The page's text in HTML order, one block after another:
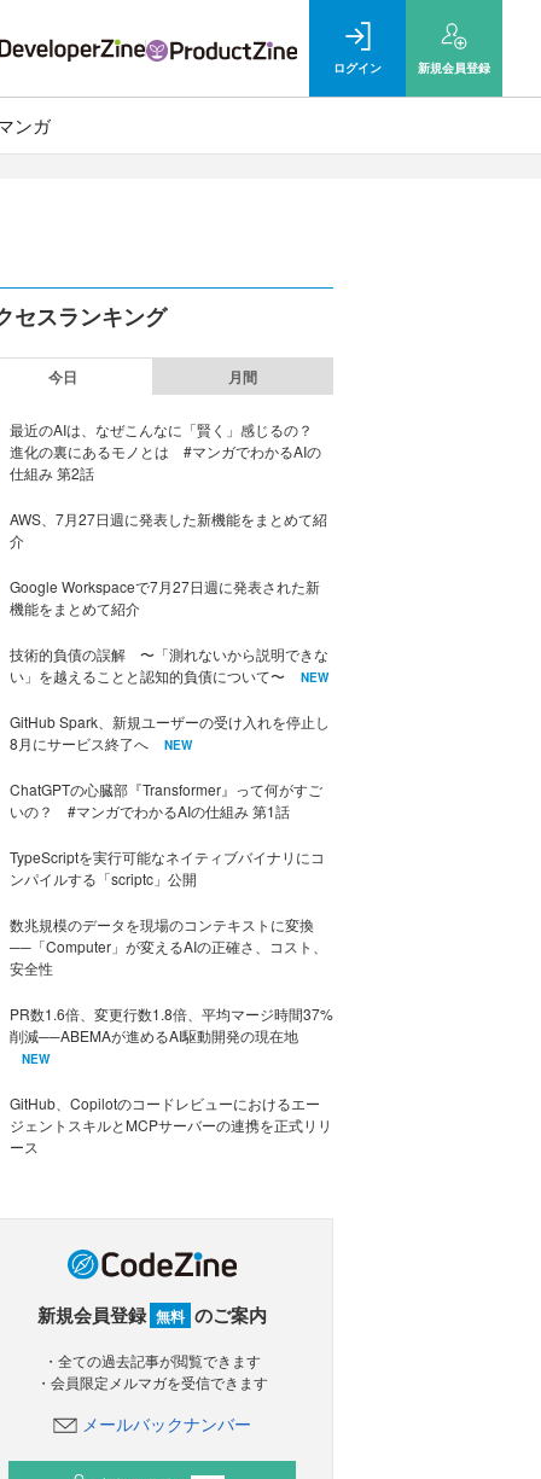
ログイン 新規会員登録
ンガ
セスランキング
今日 月間
最近のAIは、なぜこんなに「賢く」感じるの？
進化の裏にあるモノとは #マンガでわかるAIの
仕組み 第2話
AWS、7月27日週に発表した新機能をまとめて紹
介
Google Workspaceで7月27日週に発表された新
機能をまとめて紹介
技術的負債の誤解 〜「測れないから説明できな
い」を越えることと認知的負債について〜
NEW
GitHub Spark、新規ユーザーの受け入れを停止し
8月にサービス終了へ
NEW
ChatGPTの心臓部『Transformer』って何がすご
いの？ #マンガでわかるAIの仕組み 第1話
TypeScriptを実行可能なネイティブバイナリにコ
ンパイルする「scriptc」公開
数兆規模のデータを現場のコンテキストに変換
──「Computer」が変えるAIの正確さ、コスト、
安全性
PR数1.6倍、変更行数1.8倍、平均マージ時間37%
削減──ABEMAが進めるAI駆動開発の現在地
NEW
GitHub、Copilotのコードレビューにおけるエー
ジェントスキルとMCPサーバーの連携を正式リリ
ース
新規会員登録 無料 のご案内
・全ての過去記事が閲覧できます
・会員限定メルマガを受信できます
メールバックナンバー